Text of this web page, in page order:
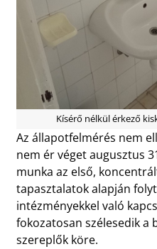
Kísérő nélkül érkező
Az állapotfelmérés nem
nem ér véget augusztus
munka az első,
tapasztalatok alapján
intézményekkel való
fokozatosan szélesedik a
szereplők köre.